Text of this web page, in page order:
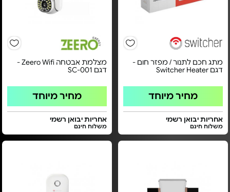
מתג חכם לתנור / מפזר חום -
דגם Switcher Heater
מחיר מיוחד
אחריות יבואן רשמי
משלוח חינם
מצלמת אבטחה Zeero Wifi -
דגם SC-001
מחיר מיוחד
אחריות יבואן רשמי
משלוח חינם